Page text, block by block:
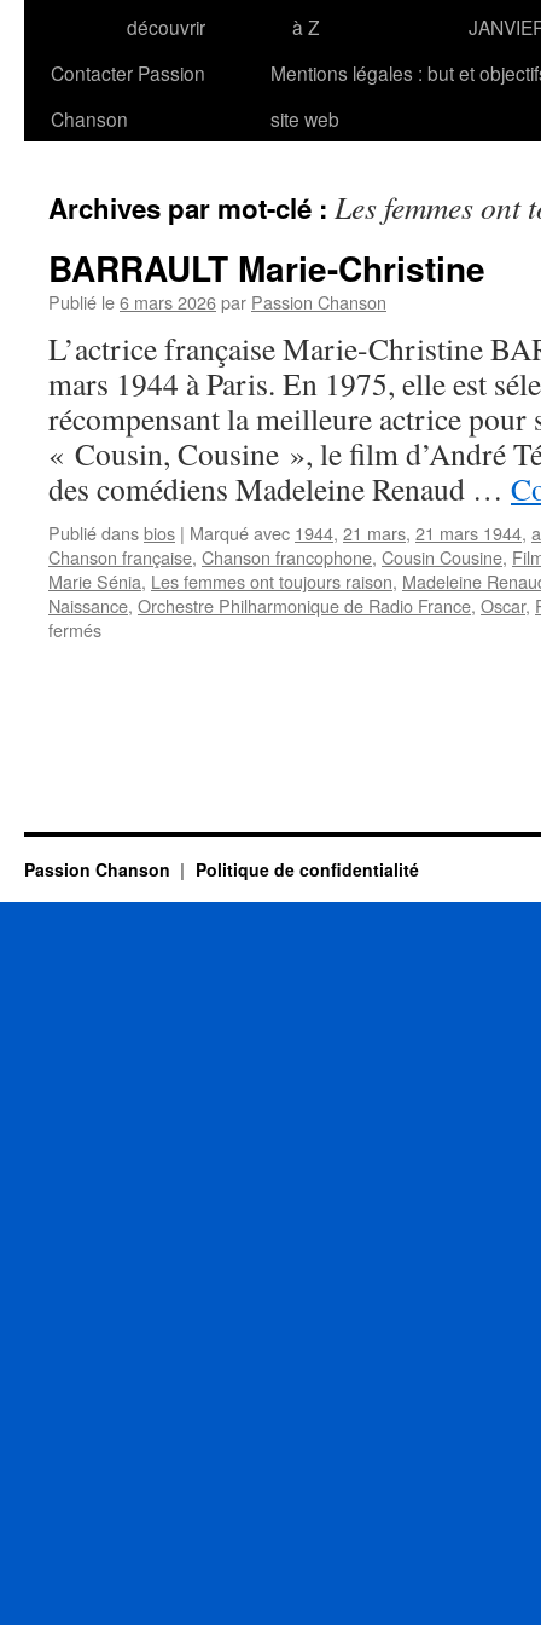
découvrir
à Z
Contacter Passion
Chanson
Mentions légales : but et
site web
Archives par mot-clé : Les femmes
BARRAULT Marie-Christine
Publié le6 mars 2026par Passion Chanson
L’actrice française Marie-Christine
mars 1944 à Paris. En 1975, elle est
récompensant la meilleure actrice pour
« Cousin, Cousine », le film d’André
des comédiens Madeleine Renaud …
Publié dansbios | Marqué avec 1944, 21 mars, 21 mars 1944,
Chanson française, Chanson francophone, Cousin Cousine,
Marie Sénia, Les femmes ont toujours raison, Madeleine
Naissance, Orchestre Philharmonique de Radio France, Oscar,
ferméssur
Passion Chanson Politique de confidentialité